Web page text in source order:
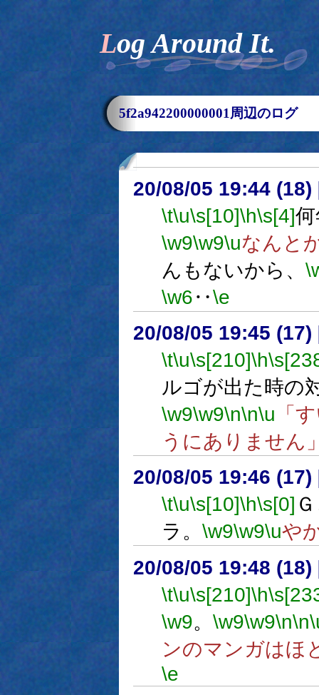
Log Around It.
5f2a942200000001周辺のログ
20/08/05 19:44 (18)
\t\u\s[10]\h\s[4]
\w9\w9\uなんと
んもないから、
\w6‥\e
20/08/05 19:45 (17)
\t\u\s[210]\h
ルゴが出た時の
\w9\w9\n\n\u 「
うにありません
20/08/05 19:46 (17)
\t\u\s[10]\h\s[0]
ラ。 \w9\w9\uや
20/08/05 19:48 (18)
\t\u\s[210]\h
\w9。 \w9\w9\n\n
ンのマンガはほ
\e